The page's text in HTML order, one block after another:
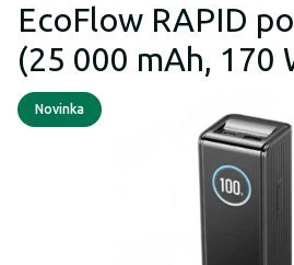
EcoFlow RAPID
(25 000 mAh, 170
Novinka